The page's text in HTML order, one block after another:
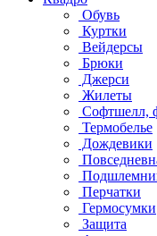
Обувь
Куртки
Вейдерсы
Брюки
Джерси
Жилеты
Софтшелл,
Термобелье
Дождевики
Перчатки
Гермосумки
Защита